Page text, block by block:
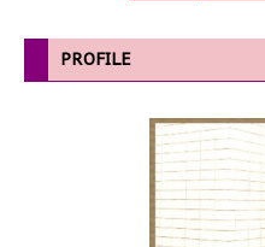
PROFILE